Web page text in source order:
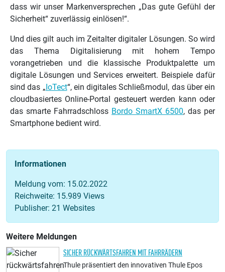
dass wir unser Markenversprechen „Das gute Gefühl der
Sicherheit“ zuverlässig einlösen!“.
Und dies gilt auch im Zeitalter digitaler Lösungen. So wird
das Thema Digitalisierung mit hohem Tempo
vorangetrieben und die klassische Produktpalette um
digitale Lösungen und Services erweitert. Beispiele dafür
sind das „IoTect“, ein digitales Schließmodul, das über ein
cloudbasiertes Online-Portal gesteuert werden kann oder
das smarte Fahrradschloss Bordo SmartX 6500, das per
Smartphone bedient wird.
Informationen
Meldung vom: 15.02.2022
Reichweite: 15.989 Views
Publisher: 21 Websites
Weitere Meldungen
SICHER RÜCKWÄRTSFAHREN MIT FAHRRÄDERN
Thule präsentiert den innovativen Thule Epos